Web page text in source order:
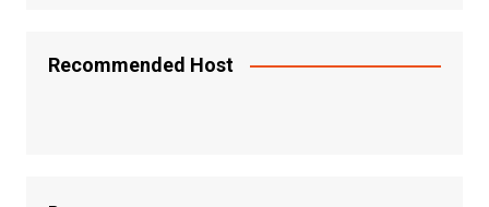
Recommended Host